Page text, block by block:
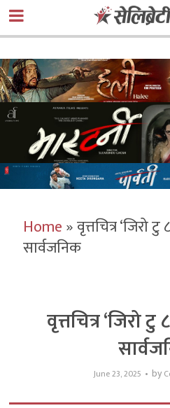
Home»वृत्तचित्र ‘जिरो
सार्वजनिक
वृत्तचित्र ‘जिरो
June 23, 2025 by